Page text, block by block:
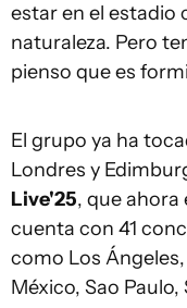
estar en el estadio
naturaleza. Pero
pienso que es
El grupo ya ha
Londres y
Live'25, que
cuenta con 41
como Los
México, Sao